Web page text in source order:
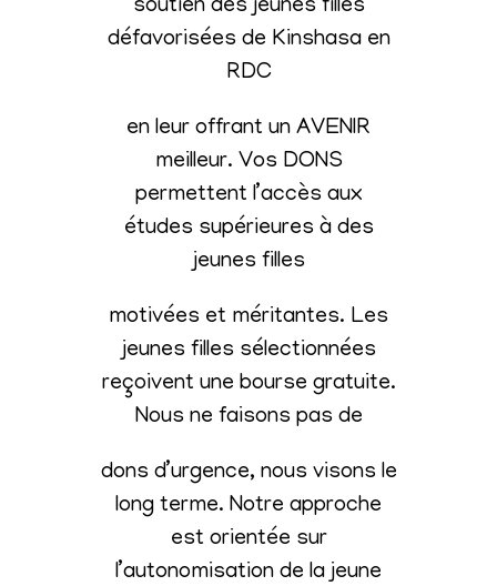
soutien des jeunes filles
défavorisées de Kinshasa en
RDC
en leur offrant un AVENIR
meilleur. Vos DONS
permettent l’accès aux
études supérieures à des
jeunes filles
motivées et méritantes. Les
jeunes filles sélectionnées
reçoivent une bourse gratuite.
Nous ne faisons pas de
dons d’urgence, nous visons le
long terme. Notre approche
est orientée sur
l’autonomisation de la jeune